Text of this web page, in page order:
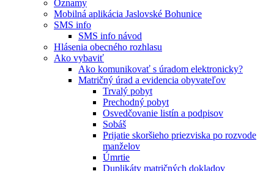
Oznamy
Mobilná aplikácia Jaslovské Bohunice
SMS info
SMS info návod
Hlásenia obecného rozhlasu
Ako vybaviť
Ako komunikovať s úradom elektronicky?
Matričný úrad a evidencia obyvateľov
Trvalý pobyt
Prechodný pobyt
Osvedčovanie listín a podpisov
Sobáš
Prijatie skoršieho priezviska po rozvode
manželov
Úmrtie
Duplikáty matričných dokladov